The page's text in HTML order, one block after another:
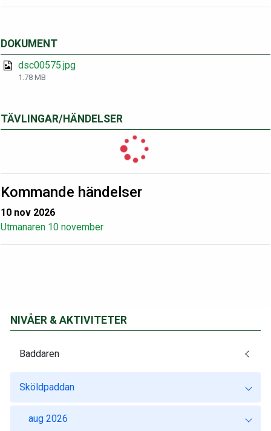
DOKUMENT
dsc00575.jpg
1.78 MB
TÄVLINGAR/HÄNDELSER
Kommande händelser
10 nov 2026
Utmanaren 10 november
NIVÅER & AKTIVITETER
Baddaren
Sköldpaddan
aug 2026